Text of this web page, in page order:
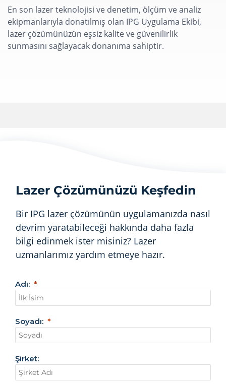
En son lazer teknolojisi ve denetim, ölçüm ve analiz
ekipmanlarıyla donatılmış olan IPG Uygulama Ekibi,
lazer çözümünüzün eşsiz kalite ve güvenilirlik
sunmasını sağlayacak donanıma sahiptir.
Lazer Çözümünüzü Keşfedin
Bir IPG lazer çözümünün uygulamanızda nasıl
devrim yaratabileceği hakkında daha fazla
bilgi edinmek ister misiniz? Lazer
uzmanlarımız yardım etmeye hazır.
Adı:
Soyadı:
Şirket: